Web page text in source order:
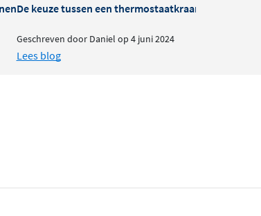
De keuze tussen een thermostaatkraan of
Geschreven door Daniel op 4 juni 2024
Lees blog